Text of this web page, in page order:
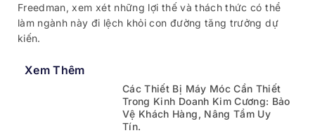
Freedman, xem xét những lợi thế và thách thức có thể
làm ngành này đi lệch khỏi con đường tăng trưởng dự
kiến.
Xem Thêm
Các Thiết Bị Máy Móc Cần Thiết
Trong Kinh Doanh Kim Cương: Bảo
Vệ Khách Hàng, Nâng Tầm Uy
Tín.